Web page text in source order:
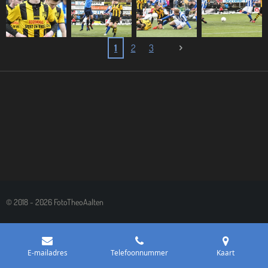
1 2 3
© 2018 - 2026 FotoTheoAalten
E-mailadres Telefoonnummer Kaart